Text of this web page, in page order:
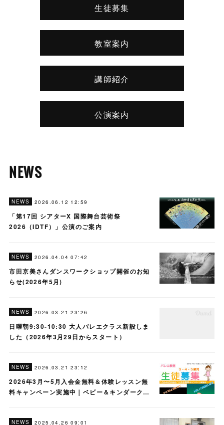
生徒募集
教室案内
講師紹介
公演案内
NEWS
NEWS 2026.06.12 12:59
「第17回 シアターΧ 国際舞台芸術祭
2026（IDTF）」公演のご案内
NEWS 2026.04.04 07:42
市田京美さんダンスワークショップ開催のお知
らせ(2026年5月)
NEWS 2026.03.21 23:26
日曜朝9:30-10:30 大人バレエクラス新設しま
した（2026年3月29日からスタート）
NEWS 2026.03.21 23:12
2026年3月〜5月入会金無料＆体験レッスン無
料キャンペーン実施中｜ベビー＆キンダーク…
NEWS 2025.04.26 09:01